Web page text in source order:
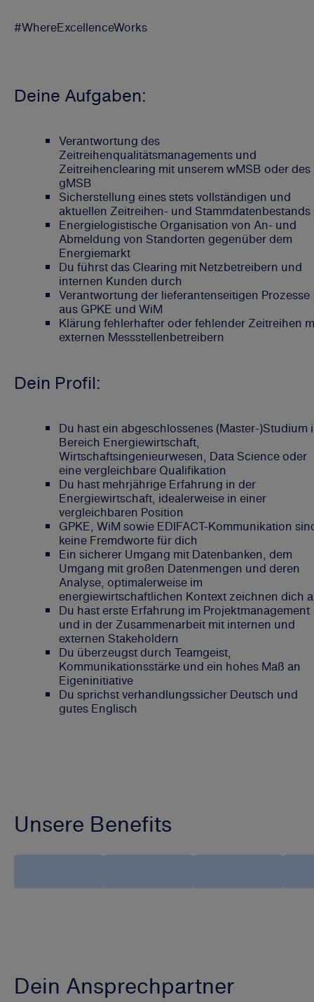
#WhereExcellenceWorks
Deine Aufgaben:
Verantwortung des
Zeitreihenqualitätsmanagements und
Zeitreihenclearing mit unserem wMSB oder des
gMSB
Sicherstellung eines stets vollständigen und
aktuellen Zeitreihen- und Stammdatenbestands
Energielogistische Organisation von An- und
Abmeldung von Standorten gegenüber dem
Energiemarkt
Du führst das Clearing mit Netzbetreibern und
internen Kunden durch
Verantwortung der lieferantenseitigen Prozesse
aus GPKE und WiM
Klärung fehlerhafter oder fehlender Zeitreihen
externen Messstellenbetreibern
Dein Profil:
Du hast ein abgeschlossenes (Master-)Studium
Bereich Energiewirtschaft,
Wirtschaftsingenieurwesen, Data Science oder
eine vergleichbare Qualifikation
Du hast mehrjährige Erfahrung in der
Energiewirtschaft, idealerweise in einer
vergleichbaren Position
GPKE, WiM sowie EDIFACT-Kommunikation
keine Fremdworte für dich
Ein sicherer Umgang mit Datenbanken, dem
Umgang mit großen Datenmengen und deren
Analyse, optimalerweise im
energiewirtschaftlichen Kontext zeichnen dich
Du hast erste Erfahrung im Projektmanagement
und in der Zusammenarbeit mit internen und
externen Stakeholdern
Du überzeugst durch Teamgeist,
Kommunikationsstärke und ein hohes Maß an
Eigeninitiative
Du sprichst verhandlungssicher Deutsch und
gutes Englisch
Unsere Benefits
Dein Ansprechpartner